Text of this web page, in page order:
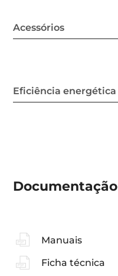
Acessórios
Eficiência energética
Documentação
Manuais
Ficha técnica